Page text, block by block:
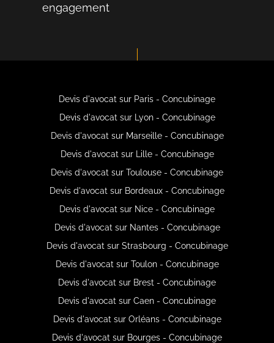
engagement
Devis d'avocat sur Paris - Concubinage
Devis d'avocat sur Lyon - Concubinage
Devis d'avocat sur Marseille - Concubinage
Devis d'avocat sur Lille - Concubinage
Devis d'avocat sur Toulouse - Concubinage
Devis d'avocat sur Bordeaux - Concubinage
Devis d'avocat sur Nice - Concubinage
Devis d'avocat sur Nantes - Concubinage
Devis d'avocat sur Strasbourg - Concubinage
Devis d'avocat sur Toulon - Concubinage
Devis d'avocat sur Brest - Concubinage
Devis d'avocat sur Caen - Concubinage
Devis d'avocat sur Orléans - Concubinage
Devis d'avocat sur Bourges - Concubinage